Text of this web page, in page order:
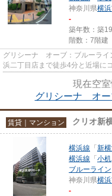
神奈川県横
-
築年数：築
階数：7階建
グリシーナ オーブ：ブルーライ
浜二丁目店まで徒歩4分と近場に
現在空室
グリシーナ オー
賃貸｜マンション クリオ新
横浜線 「 新
横浜線 「 小机
ブルーライン
神奈川県横
-